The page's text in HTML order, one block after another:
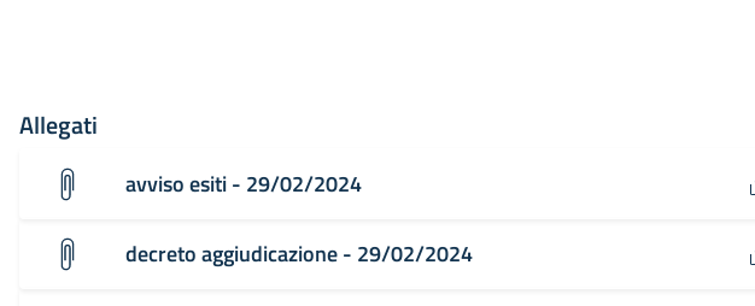
Allegati
avviso esiti - 29/02/2024
decreto aggiudicazione - 29/02/2024